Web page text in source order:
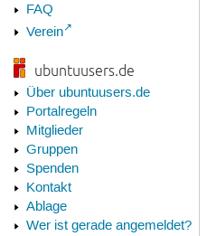
FAQ
Verein
ubuntuusers.de
Über ubuntuusers.de
Portalregeln
Mitglieder
Gruppen
Spenden
Kontakt
Ablage
Wer ist gerade angemeldet?